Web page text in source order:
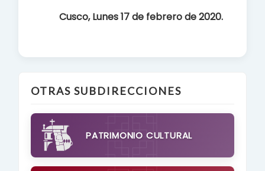
Cusco, Lunes 17 de febrero de 2020.
OTRAS SUBDIRECCIONES
PATRIMONIO CULTURAL